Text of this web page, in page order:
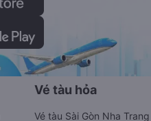
Vé tàu hỏa
Vé tàu Sài Gòn Nha Trang